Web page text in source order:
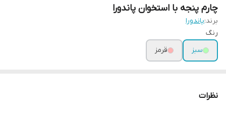
چارم پنجه با استخوان پاندورا
برند:پاندورا
رنگ
سبز
قرمز
نظرات